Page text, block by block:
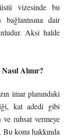
vizesinde bu
dair
Aksi halde
Alınır?
imar planındaki
kat adedi gibi
ruhsat vermeye
Bu konu hakkında